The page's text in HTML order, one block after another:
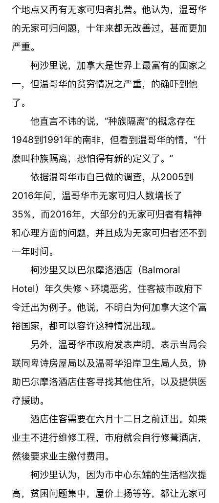
个地点又再有无家可归者扎营。他认为，温哥华
的无家可归问题，十年来都无改善过，甚而更加
严重。
柯沙里说，加拿大是世界上最富有的国家之
一，但温哥华的贫穷情况之严重，的确吓到他
了。
他直言不讳的说，“种族隔离”的概念存在
1948到1991年的南非，但看到温哥华的情，“什
麽叫种族隔离，恐怕得有新的定义了。”
依据温哥华市自己做的调查，从2005到
2016年间，温哥华市无家可归人数增长了
35%，而2016年，大部分的无家可归者有精神
和心理方面的问题，并且成为无家可归者还不到
一年时间。
柯沙里又以巴尔摩洛酒店（Balmoral
Hotel）年久失修丶环境恶劣，住客被市政府下
令迁出为例子。他说，不明白为何加拿大这个富
裕国家，都可以容许这种情况出现。
另外，温哥华市政府发表声明，表示当局会
联同卑诗房屋局以及温哥华沿岸卫生局人员，协
助巴尔摩洛酒店住客寻找其他住所，以及提供医
疗援助。
酒店住客需要在六月十二日之前迁出。如果
业主不进行维修工程，市府就会自行修葺酒店，
然後要求业主缴付费用。
柯沙里认为，因为市中心东端的生活档次提
高，贫困问题集中，屋价上扬等等，都让无家可